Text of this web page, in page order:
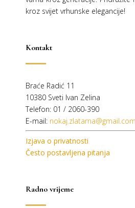
kroz svijet vrhunske elegancije!
Kontakt
Braće Radić 11
10380 Sveti Ivan Zelina
Telefon: 01 / 2060-390
E-mail: nokaj.zlatarna@gmail.com
Izjava o privatnosti
Često postavljena pitanja
Radno vrijeme